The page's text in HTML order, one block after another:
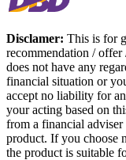
Disclamer: This is for
recommendation /
does not have any
financial situation or
accept no liability for
your acting based on
from a financial
product. If you choose
the product is suitable